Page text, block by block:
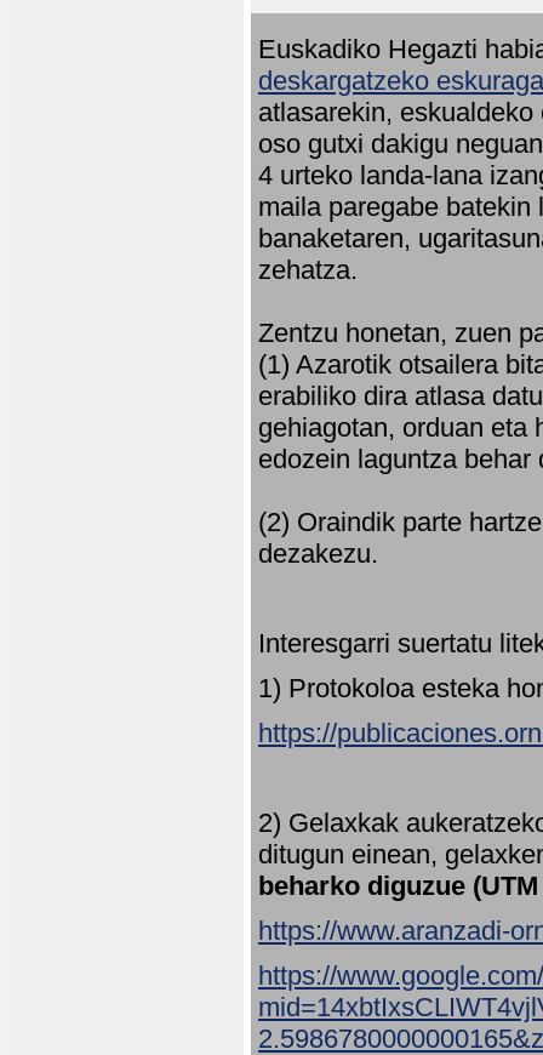
Euskadiko Hegazti
deskargatzeko
atlasarekin,
oso gutxi dakigu
4 urteko landa-lana
maila paregabe
banaketaren,
zehatza.
Zentzu honetan, zuen
(1) Azarotik otsailera
erabiliko dira atlasa
gehiagotan, orduan eta
edozein laguntza behar
(2) Oraindik parte
dezakezu.
Interesgarri suertatu
1) Protokoloa esteka
https://
2) Gelaxkak
ditugun einean,
beharko diguzue
https://www.aranzadi-
https://